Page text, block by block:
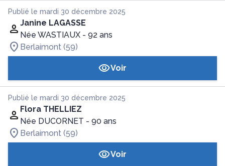
Publié le mardi 30 décembre 2025
Janine LAGASSE
Née WASTIAUX - 92 ans
Berlaimont (59)
Voir
Publié le mardi 30 décembre 2025
Flora THELLIEZ
Née DUCORNET - 90 ans
Berlaimont (59)
Voir